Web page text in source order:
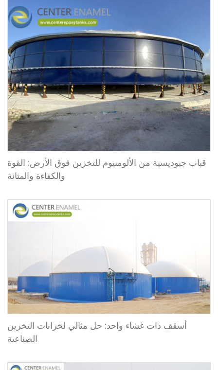
قباب جيوديسية من الألومنيوم للتخزين فوق الأرض: القوة
والكفاءة والمتانة
أسقف ذات غشاء واحد: حل مثالي لخزانات التخزين
الصناعية